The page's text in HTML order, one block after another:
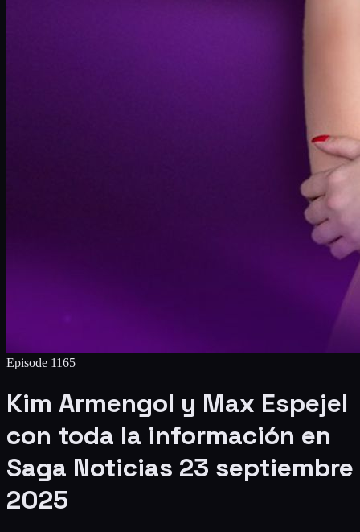
Episode 1165
Kim Armengol y Max Espejel
con toda la información en
Saga Noticias 23 septiembre
2025